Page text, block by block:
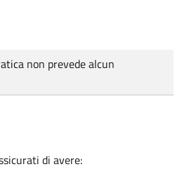
non prevede alcun
di avere: